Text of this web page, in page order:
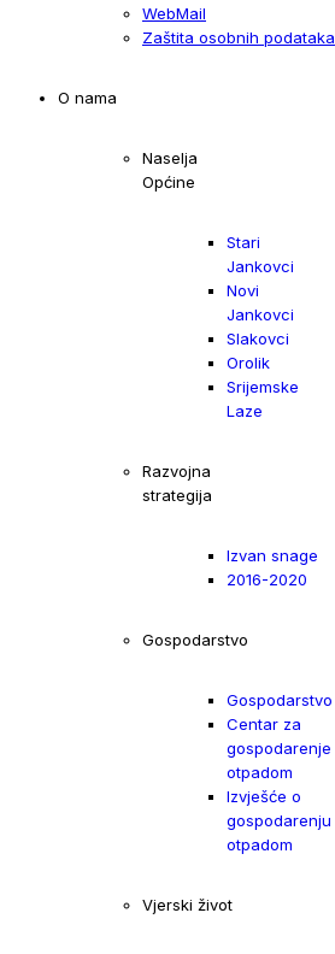
WebMail
Zaštita osobnih podataka
O nama
Naselja
Općine
Stari
Jankovci
Novi
Jankovci
Slakovci
Orolik
Srijemske
Laze
Razvojna
strategija
Izvan snage
2016-2020
Gospodarstvo
Gospodarstvo
Centar za
gospodarenje
otpadom
Izvješće o
gospodarenju
otpadom
Vjerski život